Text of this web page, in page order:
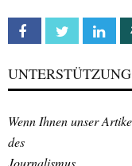
Facebook Twitter
UNTERSTÜTZUNG
Wenn Ihnen unser
des
Journalismus.